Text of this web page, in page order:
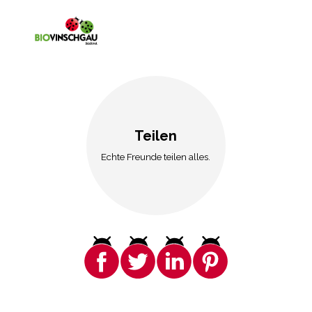
Teilen
Echte Freunde teilen alles.